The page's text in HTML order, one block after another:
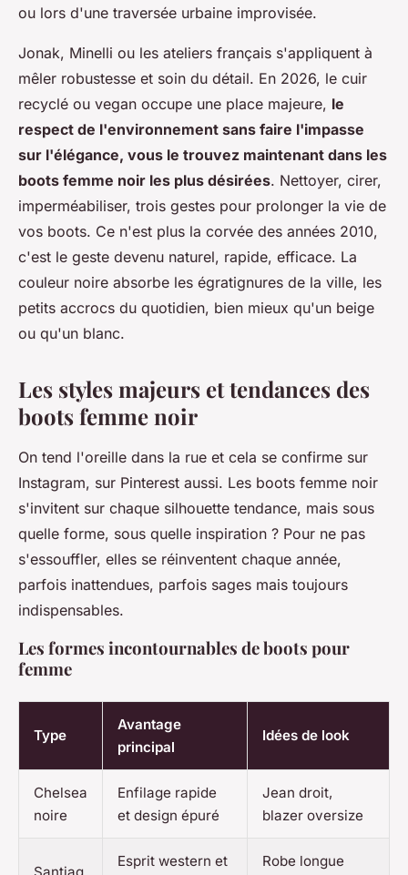
ou lors d'une traversée urbaine improvisée.
Jonak, Minelli ou les ateliers français s'appliquent à
mêler robustesse et soin du détail. En 2026, le cuir
recyclé ou vegan occupe une place majeure, le
respect de l'environnement sans faire l'impasse
sur l'élégance, vous le trouvez maintenant dans les
boots femme noir les plus désirées. Nettoyer, cirer,
imperméabiliser, trois gestes pour prolonger la vie de
vos boots. Ce n'est plus la corvée des années 2010,
c'est le geste devenu naturel, rapide, efficace. La
couleur noire absorbe les égratignures de la ville, les
petits accrocs du quotidien, bien mieux qu'un beige
ou qu'un blanc.
Les styles majeurs et tendances des
boots femme noir
On tend l'oreille dans la rue et cela se confirme sur
Instagram, sur Pinterest aussi. Les boots femme noir
s'invitent sur chaque silhouette tendance, mais sous
quelle forme, sous quelle inspiration ? Pour ne pas
s'essouffler, elles se réinventent chaque année,
parfois inattendues, parfois sages mais toujours
indispensables.
Les formes incontournables de boots pour
femme
Type
Avantage
principal
Idées de look
Chelsea
noire
Enfilage rapide
et design épuré
Jean droit,
blazer oversize
Santiag
Esprit western et
Robe longue